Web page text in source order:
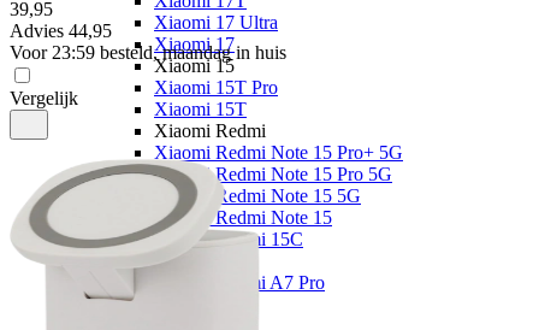
Xiaomi 17 Ultra
Xiaomi 17
Xiaomi 15
Xiaomi 15T Pro
Xiaomi 15T
Xiaomi Redmi
Xiaomi Redmi Note 15 Pro+ 5G
Xiaomi Redmi Note 15 Pro 5G
Xiaomi Redmi Note 15 5G
Xiaomi Redmi Note 15
Xiaomi Redmi 15C
Overige
Xiaomi Redmi A7 Pro
Nothing
39,95
Advies 44,95
Voor 23:59 besteld, maandag in huis
Vergelijk